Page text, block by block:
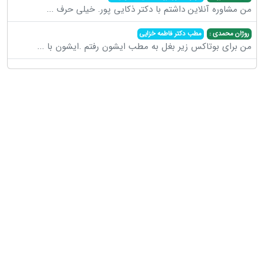
من مشاوره آنلاین داشتم با دکتر ذکایی پور. خیلی حرف ...
روژان محمدی : مطب دکتر فاطمه خزایی
من برای بوتاکس زیر بغل به مطب ایشون رفتم .ایشون با ...